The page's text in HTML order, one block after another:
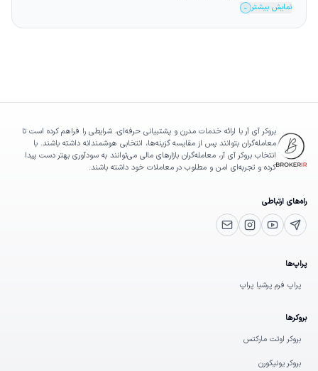
نمایش بیشتر ⌄
بروکر آی آر با ارائه خدمات مدرن و پشتیبانی حرفه‌ای، شرایطی را فراهم کرده است تا
معامله‌گران بتوانند پس از مقایسه گزینه‌ها، انتخابی هوشمندانه داشته باشند. با
انتخاب بروکر آی آر، معامله‌گران بازارهای مالی می‌توانند به سودآوری بهتر دست پیدا
کرده و تجربه‌ای امن و مطلوب در معاملات خود داشته باشند.
راه‌های ارتباطی
تلگرام پشتیبانی
یوتیوباینستاگرامایمیل
پراپ‌ها
پراپ فرم پرشیا پراپ
بروکرها
بروکر اوتت مارکتس
بروکر یونیکورن